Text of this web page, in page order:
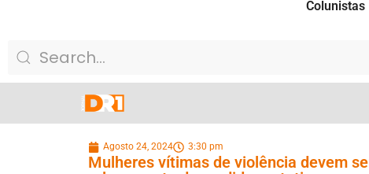
Colunistas
Agosto 24, 2024 3:30 pm
Mulheres vítimas de violência devem